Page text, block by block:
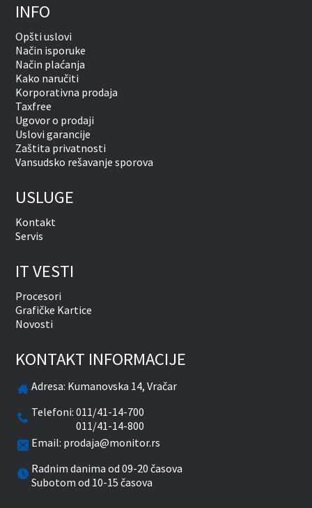
INFO
Opšti uslovi
Način isporuke
Način plaćanja
Kako naručiti
Korporativna prodaja
Taxfree
Ugovor o prodaji
Uslovi garancije
Zaštita privatnosti
Vansudsko rešavanje sporova
USLUGE
Kontakt
Servis
IT VESTI
Procesori
Grafičke Kartice
Novosti
KONTAKT INFORMACIJE
Adresa: Kumanovska 14, Vračar
Telefoni:011/41-14-700
011/41-14-800
Email: prodaja@monitor.rs
Radnim danima od 09-20 časova
Subotom od 10-15 časova